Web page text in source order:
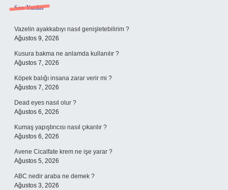
Sidebar
Son Yazılar
Vazelin ayakkabıyı nasıl genişletebilirim ?
Ağustos 9, 2026
Kusura bakma ne anlamda kullanılır ?
Ağustos 7, 2026
Köpek balığı insana zarar verir mi ?
Ağustos 7, 2026
Dead eyes nasıl olur ?
Ağustos 6, 2026
Kumaş yapıştırıcısı nasıl çıkarılır ?
Ağustos 6, 2026
Avene Cicalfate krem ne işe yarar ?
Ağustos 5, 2026
ABC nedir araba ne demek ?
Ağustos 3, 2026